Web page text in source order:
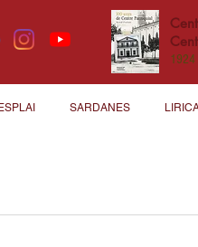
ESPLAI SARDANES